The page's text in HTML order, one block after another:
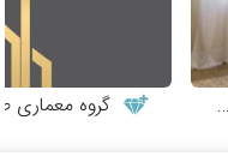
گروه معماری